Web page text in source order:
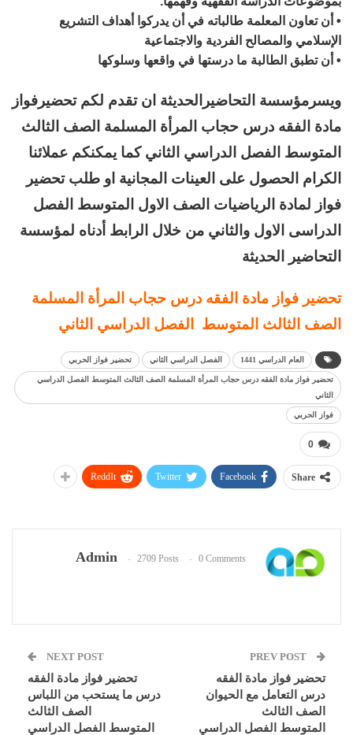
• أن تعاون المعلمة طالباته في أن يدركوا أهداف التشريع
الإسلامي والمصالح الفردية والاجتماعية
• أن تطبق الطالبة ما درستها في واقعها وسلوكها
ويسرمؤسسة التحاضيرالحديثة ان تقدم لكم تحضيرفواز
مادة الفقه درس حجاب المرأة المسلمة الصف الثالث
المتوسط الفصل الدراسي الثاني كما يمكنكم عملائنا
الكرام الحصول على العينات المجانية او طلب تحضير
فواز لمادة الرياضيات الصف الاول المتوسط الفصل
الدراسى الاول والثاني من خلال الرابط أدناه لمؤسسة
التحاضير الحديثة
تحضير فواز مادة الفقه درس حجاب المرأة المسلمة
الصف الثالث المتوسط الفصل الدراسي الثاني
العام الدراسي 1441 الفصل الدراسي الثاني تحضير فواز الحربي
تحضير فواز مادة الفقه درس حجاب المرأة المسلمة الصف الثالث المتوسط الفصل الدراسي
الثاني
فواز الحربي
0
Share
Facebook
Twitter
ReddIt
Admin 2709 Posts 0 Comments
تحضير فواز مادة الفقه
درس التعامل مع الحيوان
الصف الثالث
المتوسط الفصل الدراسي
NEXT POST
تحضير فواز مادة الفقه
درس ما يستحب من اللباس
الصف الثالث
المتوسط الفصل الدراسي